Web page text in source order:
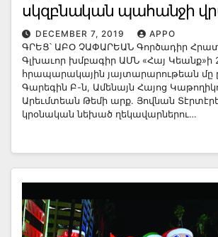
սկզբնական պահանջի
DECEMBER 7, 2019
APPO
ԳՐԵՑ՝ ԱԲՕ ՉԱՓԱՐԵԱՆ Գործադիր
Գլխաւոր խմբագիր ԱՄՆ «Հայ Կեանք»ի
հրապարակային յայտարարութեան մը
Գարեգին Բ-ն, Ամենայն Հայոց
Արեւմտեան Թեմի արք. Յովնան
կրօնական նեխած ղեկավարներու…